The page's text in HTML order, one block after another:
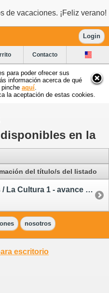
de vacaciones. ¡Feliz verano!
Login
Contacto
para poder ofrecer sus
información acerca de qué
aquí
la aceptación de estas cookies.
en la
del título/s del listado
[A] Pensad en Flebas / La Cultura 1 - avance --/11/26
nosotros
escritorio